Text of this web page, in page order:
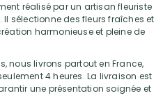
réalisé par un artisan fleuriste
sélectionne des fleurs fraîches et
harmonieuse et pleine de
nous livrons partout en France,
4 heures. La livraison est
une présentation soignée et